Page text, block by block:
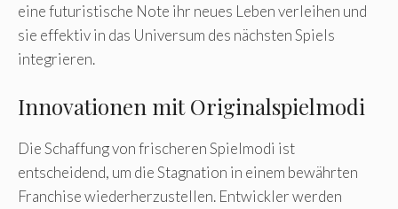
eine futuristische Note ihr neues Leben verleihen und
sie effektiv in das Universum des nächsten Spiels
integrieren.
Innovationen mit Originalspielmodi
Die Schaffung von frischeren Spielmodi ist
entscheidend, um die Stagnation in einem bewährten
Franchise wiederherzustellen. Entwickler werden